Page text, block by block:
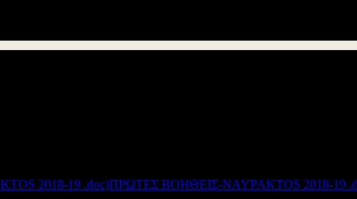
ΠΡΩΤΕΣ ΒΟΗΘΕΙΣ-NAYPAKTOS 2018-19